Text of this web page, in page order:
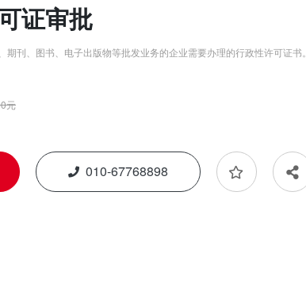
证审批
刊、图书、电子出版物等批发业务的企业需要办理的行政性许可证书。
元
010-67768898